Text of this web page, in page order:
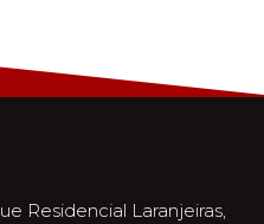
Residencial Laranjeiras,